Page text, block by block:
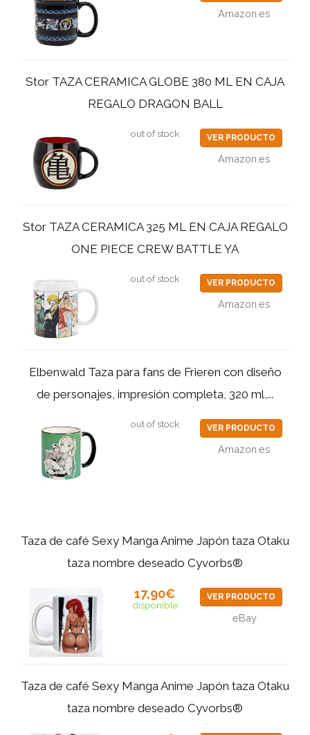
Amazon.es
Stor TAZA CERAMICA GLOBE 380 ML EN CAJA
REGALO DRAGON BALL
out of stock VER PRODUCTO
Amazon.es
Stor TAZA CERAMICA 325 ML EN CAJA REGALO
ONE PIECE CREW BATTLE YA
out of stock VER PRODUCTO
Amazon.es
Elbenwald Taza para fans de Frieren con diseño
de personajes, impresión completa, 320 ml,...
out of stock VER PRODUCTO
Amazon.es
Taza de café Sexy Manga Anime Japón taza Otaku
taza nombre deseado Cyvorbs®
17,90€
disponible
VER PRODUCTO
eBay
Taza de café Sexy Manga Anime Japón taza Otaku
taza nombre deseado Cyvorbs®